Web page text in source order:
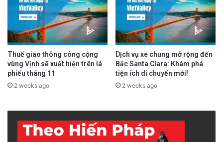
1,366 phiếu (18.50%). Dẫn đầu là Biên Đoàn
với 3,580 phiếu (48.50%), theo sau là Vân Lê
với 1,724 phiếu (23.35%). Hạnh Giao Nguyễn
hiện đứng thứ tư với 703 phiếu (9.52%). Nếu
kết quả không thay đổi, Biên Đoàn và Vân Lê
sẽ là hai ứng cử viên đối đầu nhau trong vòng
tổng tuyển cử (General Election) vào tháng 11.
Thuế giao thông công cộng
vùng Vịnh sẽ xuất hiện trên lá
phiếu tháng 11
2 weeks ago
Dịch vụ xe chung mở rộng đến
Bắc Santa Clara: Khám phá
tiện ích di chuyển mới!
2 weeks ago